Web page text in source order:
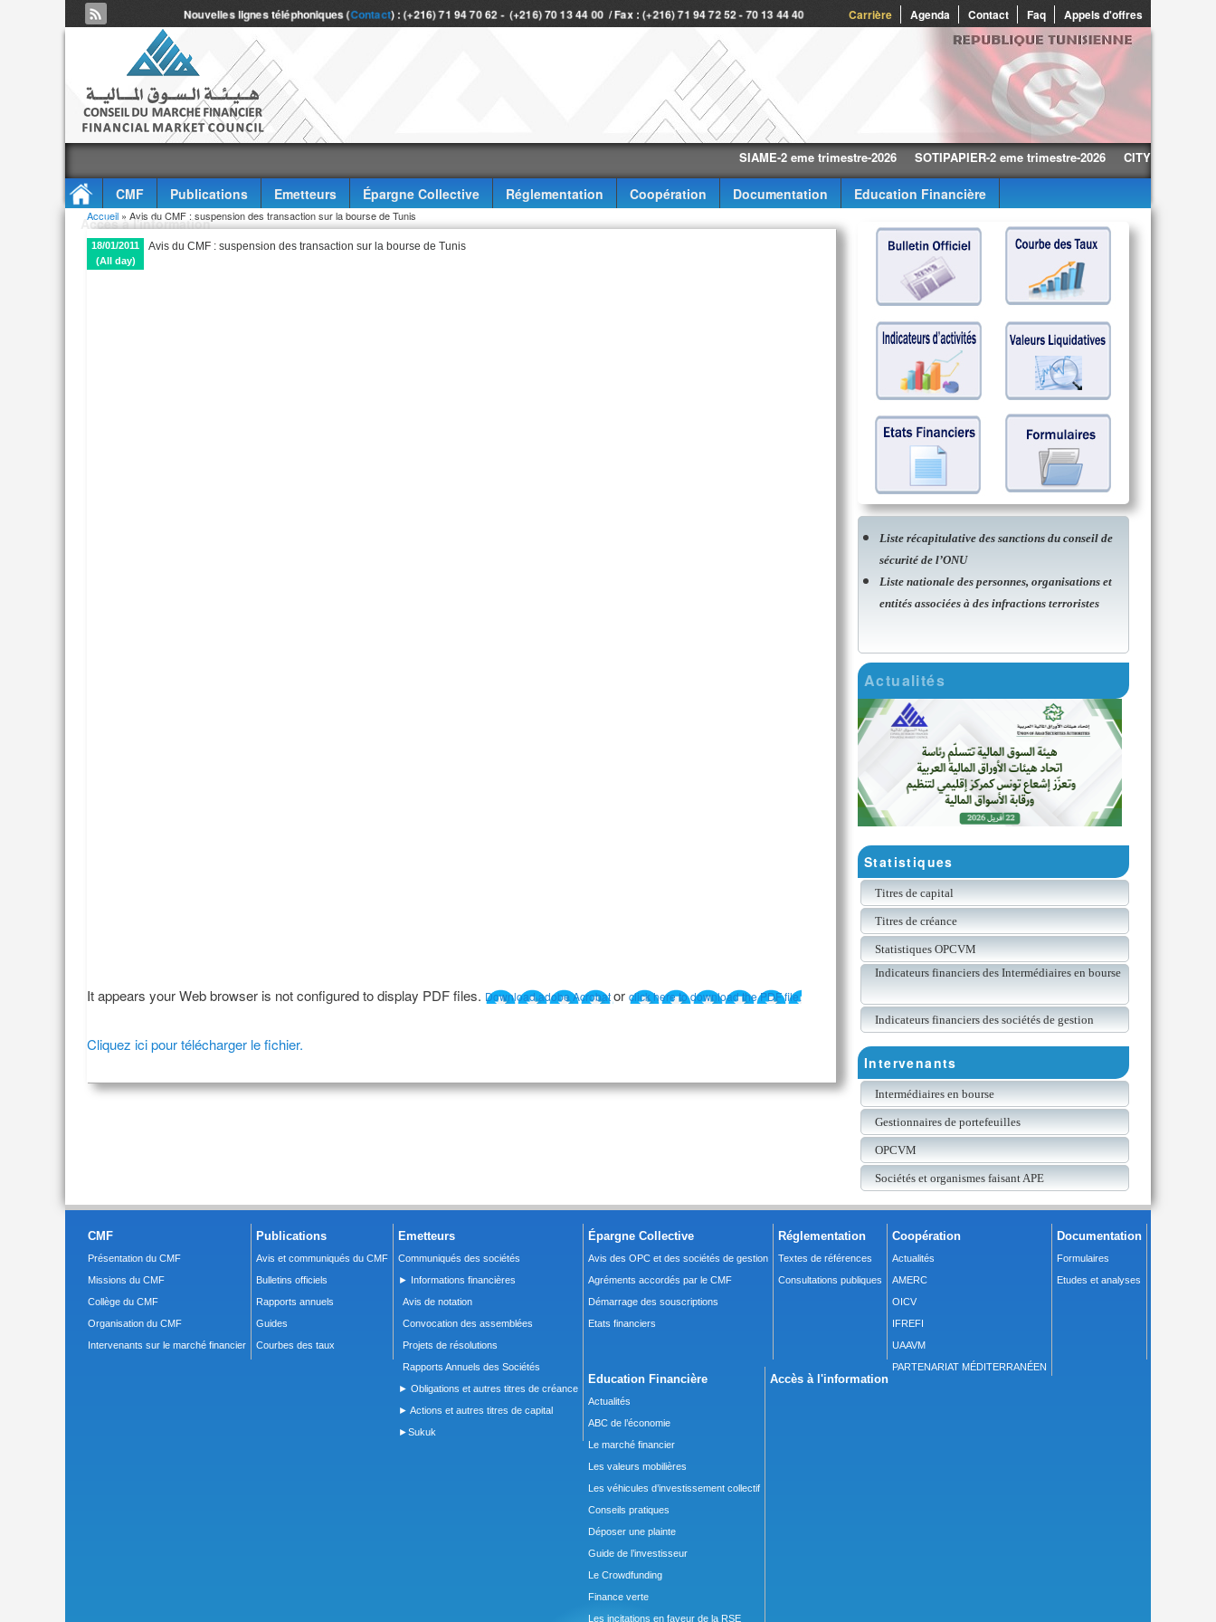
Carrière Agenda Contact Faq Appels d'offres
Nouvelles lignes téléphoniques (Contact) : (+216) 71 94 70 62 - (+216) 70 13 44 00 / Fax : (+216) 71 94 72 52 - 70 13 44 40
SIAME-2 eme trimestre-2026 SOTIPAPIER-2 eme trimestre-2026 CITY CARS-2 eme
CMF Publications Emetteurs Épargne Collective Réglementation Coopération Documentation
Education Financière
Accès à l'information
Vous êtes ici
Accueil » Avis du CMF : suspension des transaction sur la bourse de Tunis
18/01/2011
(All day)
Avis du CMF : suspension des transaction sur la bourse de Tunis
It appears your Web browser is not configured to display PDF files. Download adobe Acrobator click here to download the PDF file.
Cliquez ici pour télécharger le fichier.
Liste récapitulative des sanctions du conseil de
sécurité de l’ONU
Liste nationale des personnes, organisations et
entités associées à des infractions terroristes
Actualités
Statistiques
Titres de capital
Titres de créance
Statistiques OPCVM
Indicateurs financiers des Intermédiaires en bourse
Indicateurs financiers des sociétés de gestion
Intervenants
Intermédiaires en bourse
Gestionnaires de portefeuilles
OPCVM
Sociétés et organismes faisant APE
CMF
Présentation du CMF
Missions du CMF
Collège du CMF
Organisation du CMF
Intervenants sur le marché financier
Publications
Avis et communiqués du CMF
Bulletins officiels
Rapports annuels
Guides
Courbes des taux
Emetteurs
Communiqués des sociétés
► Informations financières
Avis de notation
Convocation des assemblées
Projets de résolutions
Rapports Annuels des Sociétés
► Obligations et autres titres de créance
► Actions et autres titres de capital
►Sukuk
Épargne Collective
Avis des OPC et des sociétés de gestion
Agréments accordés par le CMF
Démarrage des souscriptions
Etats financiers
Réglementation
Textes de références
Consultations publiques
Coopération
Actualités
AMERC
OICV
IFREFI
UAAVM
PARTENARIAT MÉDITERRANÉEN
Documentation
Formulaires
Etudes et analyses
Education Financière
Actualités
ABC de l’économie
Le marché financier
Les valeurs mobilières
Les véhicules d’investissement collectif
Conseils pratiques
Déposer une plainte
Guide de l’investisseur
Le Crowdfunding
Finance verte
Les incitations en faveur de la RSE
Accès à l'information